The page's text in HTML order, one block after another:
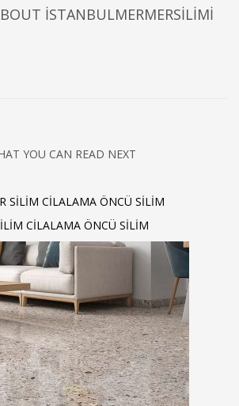
ISTANBULMERMERSILIMI
YOU CAN READ NEXT
SİLİM CİLALAMA ÖNCÜ SILIM
CİLALAMA ÖNCÜ SİLİM